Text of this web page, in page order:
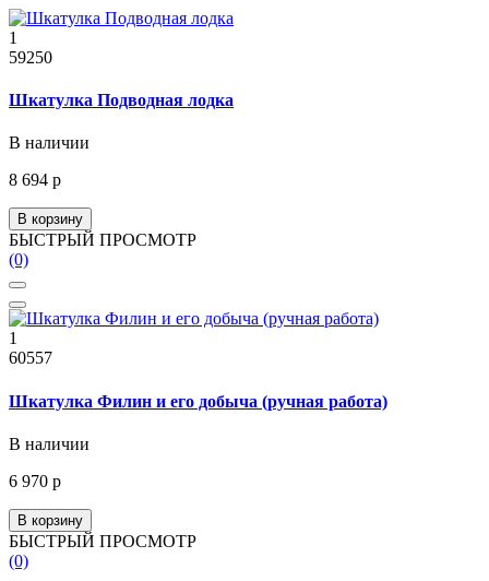
1
59250
Шкатулка Подводная лодка
В наличии
8 694 р
В корзину
БЫСТРЫЙ ПРОСМОТР
(0)
1
60557
Шкатулка Филин и его добыча (ручная работа)
В наличии
6 970 р
В корзину
БЫСТРЫЙ ПРОСМОТР
(0)